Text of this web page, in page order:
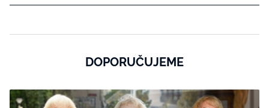
DOPORUČUJEME